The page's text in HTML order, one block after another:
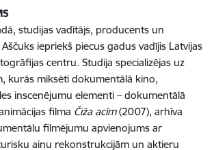
studijas vadītājs, producents un
iepriekš piecus gadus vadījis Latvijas
centru. Studija specializējas uz
kurās miksēti dokumentālā kino,
inscenējumu elementi – dokumentālā
filma Čiža acīm(2007), arhīva
filmējumu apvienojums ar
ainu rekonstrukcijām un aktieru